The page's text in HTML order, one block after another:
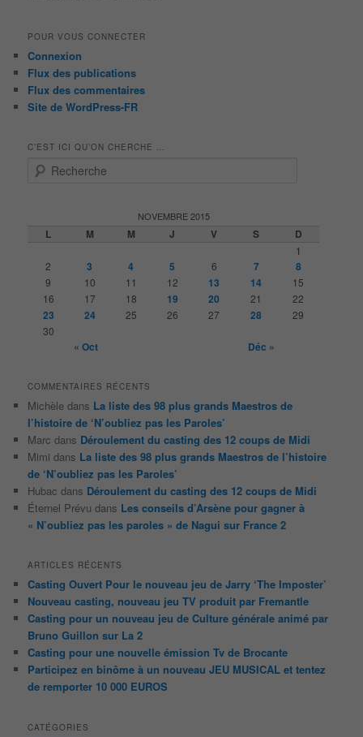
POUR VOUS CONNECTER
Connexion
Flux des publications
Flux des commentaires
Site de WordPress-FR
C’EST ICI QU’ON CHERCHE …
NOVEMBRE 2015
L M M J V S D
1
2
3 4 5 6 7 8
9 10 11 12 13 14
15
16
17 18 19 20 21 22
23 24 25 26 27 28
29
30
« Oct Déc »
COMMENTAIRES RÉCENTS
Michèle dans La liste des 98 plus grands Maestros de
l’histoire de ‘N’oubliez pas les Paroles’
Marc dans Déroulement du casting des 12 coups de Midi
Mimi dans La liste des 98 plus grands Maestros de l’histoire
de ‘N’oubliez pas les Paroles’
Hubac dans Déroulement du casting des 12 coups de Midi
Éternel Prévu dans Les conseils d’Arsène pour gagner à
« N’oubliez pas les paroles » de Nagui sur France 2
ARTICLES RÉCENTS
Casting Ouvert Pour le nouveau jeu de Jarry ‘The Imposter’
Nouveau casting, nouveau jeu TV produit par Fremantle
Casting pour un nouveau jeu de Culture générale animé par
Bruno Guillon sur La 2
Casting pour une nouvelle émission Tv de Brocante
Participez en binôme à un nouveau JEU MUSICAL et tentez
de remporter 10 000 EUROS
CATÉGORIES